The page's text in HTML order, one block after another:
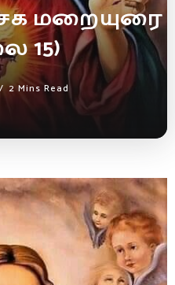
மறையுரை
15)
2 Mins Read